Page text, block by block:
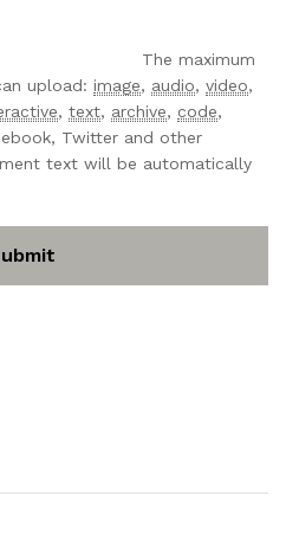
The maximum
upload: image, audio, video,
, text, archive, code,
Twitter and other
text will be automatically